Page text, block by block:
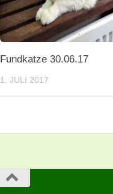
Fundkatze 30.06.17
1. JULI 2017